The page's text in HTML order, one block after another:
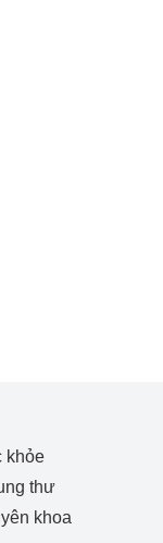
khỏe
thư
khoa